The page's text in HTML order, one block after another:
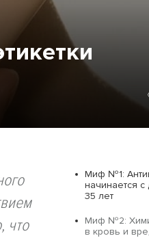
что
Миф №1:
начинается
35 лет
Миф №2:
в кровь и